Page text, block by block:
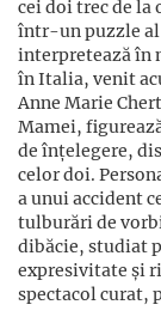
cei doi trec de la
într-un puzzle
interpretează în
în Italia, venit
Anne Marie
Mamei,
de înțelegere,
celor doi.
a unui accident
tulburări de
dibăcie, studiat
expresivitate și
spectacol curat,